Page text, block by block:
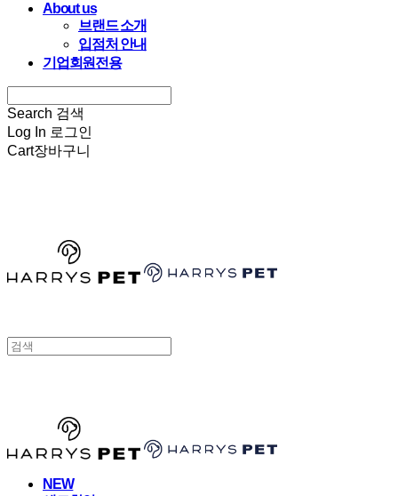
About us
브랜드 소개
입점처 안내
기업회원전용
Search 검색
Log In 로그인
Cart장바구니
NEW